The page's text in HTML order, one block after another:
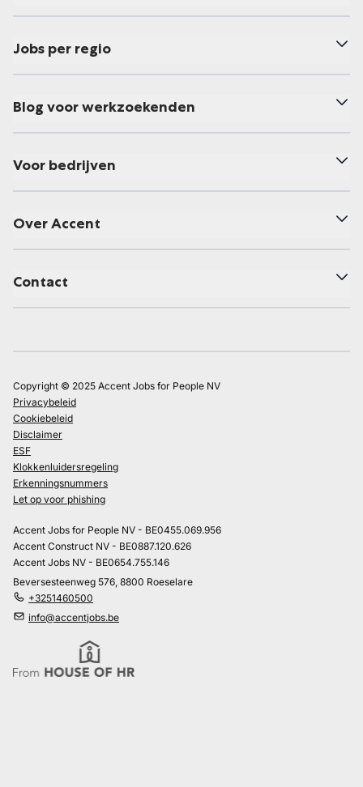
Jobs per regio
Blog voor werkzoekenden
Voor bedrijven
Over Accent
Contact
Copyright © 2025 Accent Jobs for People NV
Privacybeleid
Cookiebeleid
Disclaimer
ESF
Klokkenluidersregeling
Erkenningsnummers
Let op voor phishing
Accent Jobs for People NV - BE0455.069.956
Accent Construct NV - BE0887.120.626
Accent Jobs NV - BE0654.755.146
Beversesteenweg 576, 8800 Roeselare
+3251460500
info@accentjobs.be